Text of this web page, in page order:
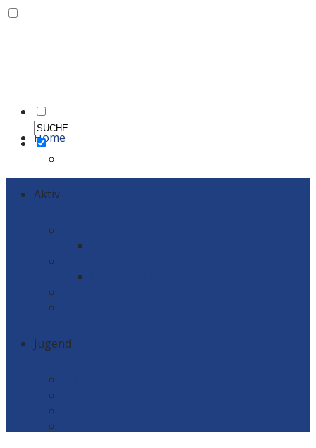
Home
Aktiv
Jugend